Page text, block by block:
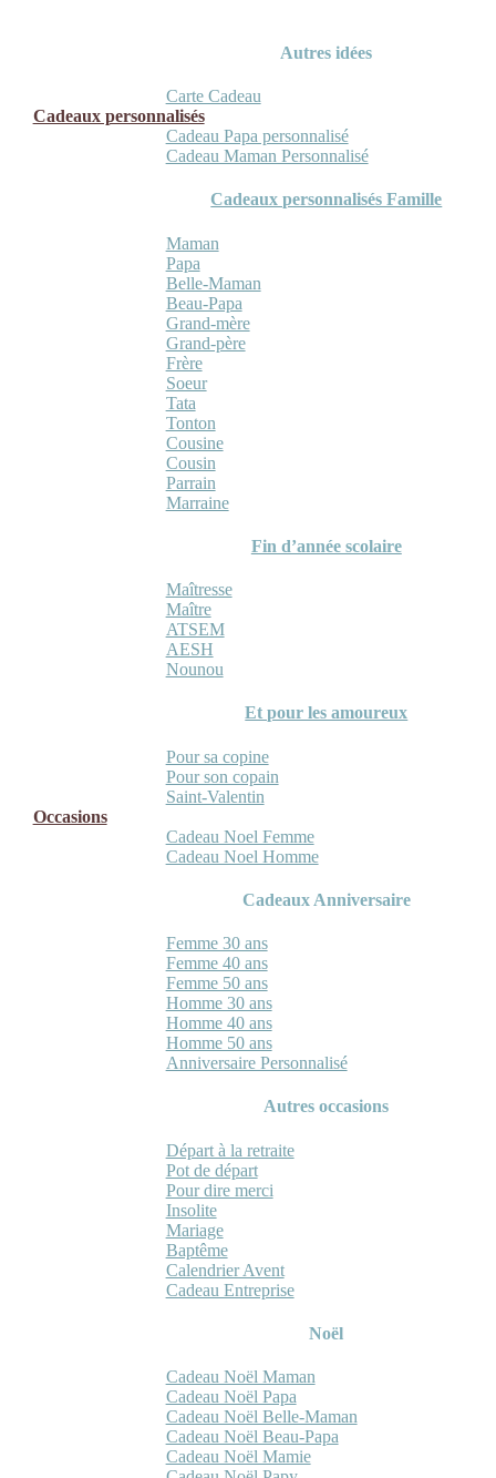
Autres idées
Carte Cadeau
Cadeaux personnalisés
Cadeau Papa personnalisé
Cadeau Maman Personnalisé
Cadeaux personnalisés Famille
Maman
Papa
Belle-Maman
Beau-Papa
Grand-mère
Grand-père
Frère
Soeur
Tata
Tonton
Cousine
Cousin
Parrain
Marraine
Fin d’année scolaire
Maîtresse
Maître
ATSEM
AESH
Nounou
Et pour les amoureux
Pour sa copine
Pour son copain
Saint-Valentin
Occasions
Cadeau Noel Femme
Cadeau Noel Homme
Cadeaux Anniversaire
Femme 30 ans
Femme 40 ans
Femme 50 ans
Homme 30 ans
Homme 40 ans
Homme 50 ans
Anniversaire Personnalisé
Autres occasions
Départ à la retraite
Pot de départ
Pour dire merci
Insolite
Mariage
Baptême
Calendrier Avent
Cadeau Entreprise
Noël
Cadeau Noël Maman
Cadeau Noël Papa
Cadeau Noël Belle-Maman
Cadeau Noël Beau-Papa
Cadeau Noël Mamie